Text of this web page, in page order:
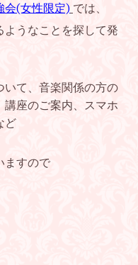
会(女性限定) では、
ようなことを探して発
いて、音楽関係の方の
講座のご案内、スマホ
ど
ますので